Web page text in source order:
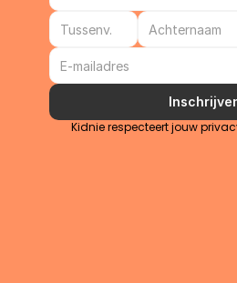
Kidnie respecteert jouw